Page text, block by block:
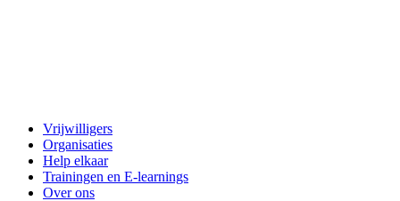
Vrijwilligers
Organisaties
Help elkaar
Trainingen en E-learnings
Over ons